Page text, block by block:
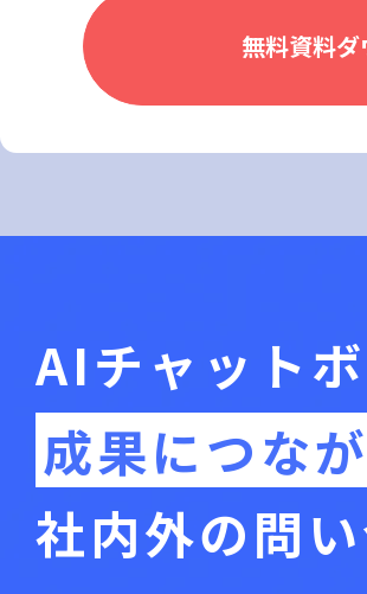
無料資料
AIチャット
成果につな
社内外の問